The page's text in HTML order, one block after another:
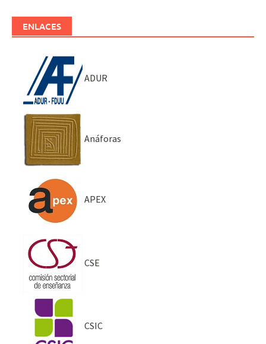
ENLACES
ADUR
Anáforas
APEX
CSE
CSIC